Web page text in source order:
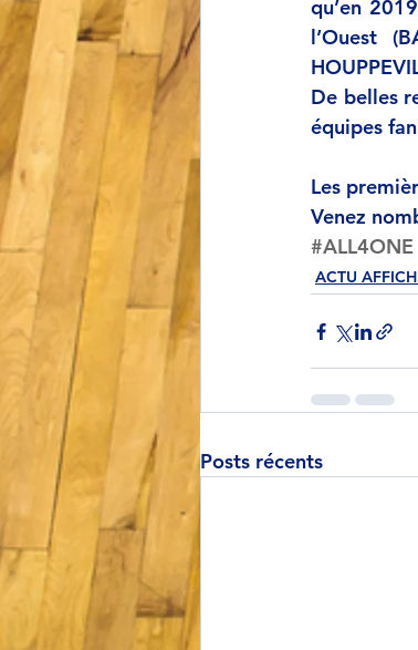
qu’en
l’Ouest
De belles
équipes
Les
Venez
#ALL4ONE
ACTU
Posts récents